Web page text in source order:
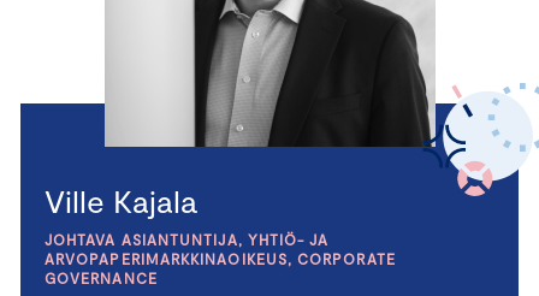
Ville Kajala
JOHTAVA ASIANTUNTIJA, YHTIÖ- JA
ARVOPAPERIMARKKINAOIKEUS, CORPORATE
GOVERNANCE